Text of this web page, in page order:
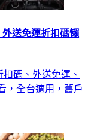
外送免運折扣碼懶
扣碼、外送免運、
，全台適用，舊戶